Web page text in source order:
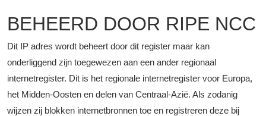
BEHEERD DOOR RIPE NCC
Dit IP adres wordt beheert door dit register maar kan
onderliggend zijn toegewezen aan een ander regionaal
internetregister. Dit is het regionale internetregister voor Europa,
het Midden-Oosten en delen van Centraal-Azië. Als zodanig
wijzen zij blokken internetbronnen toe en registreren deze bij